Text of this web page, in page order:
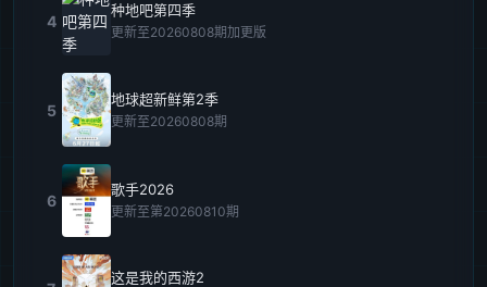
4
种地吧第四季
更新至20260808期加更版
5
地球超新鲜第2季
更新至20260808期
6
歌手2026
更新至第20260810期
这是我的西游2